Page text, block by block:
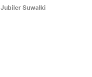
Jubiler Suwałki